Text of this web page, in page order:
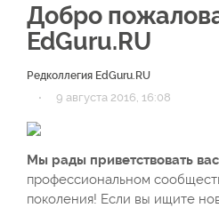
Добро
EdGuru.RU
Редколлегия EdGuru.RU
· 9 августа 2016, 16:08
Мы рады приветствовать
профессиональном
поколения! Если вы ищите